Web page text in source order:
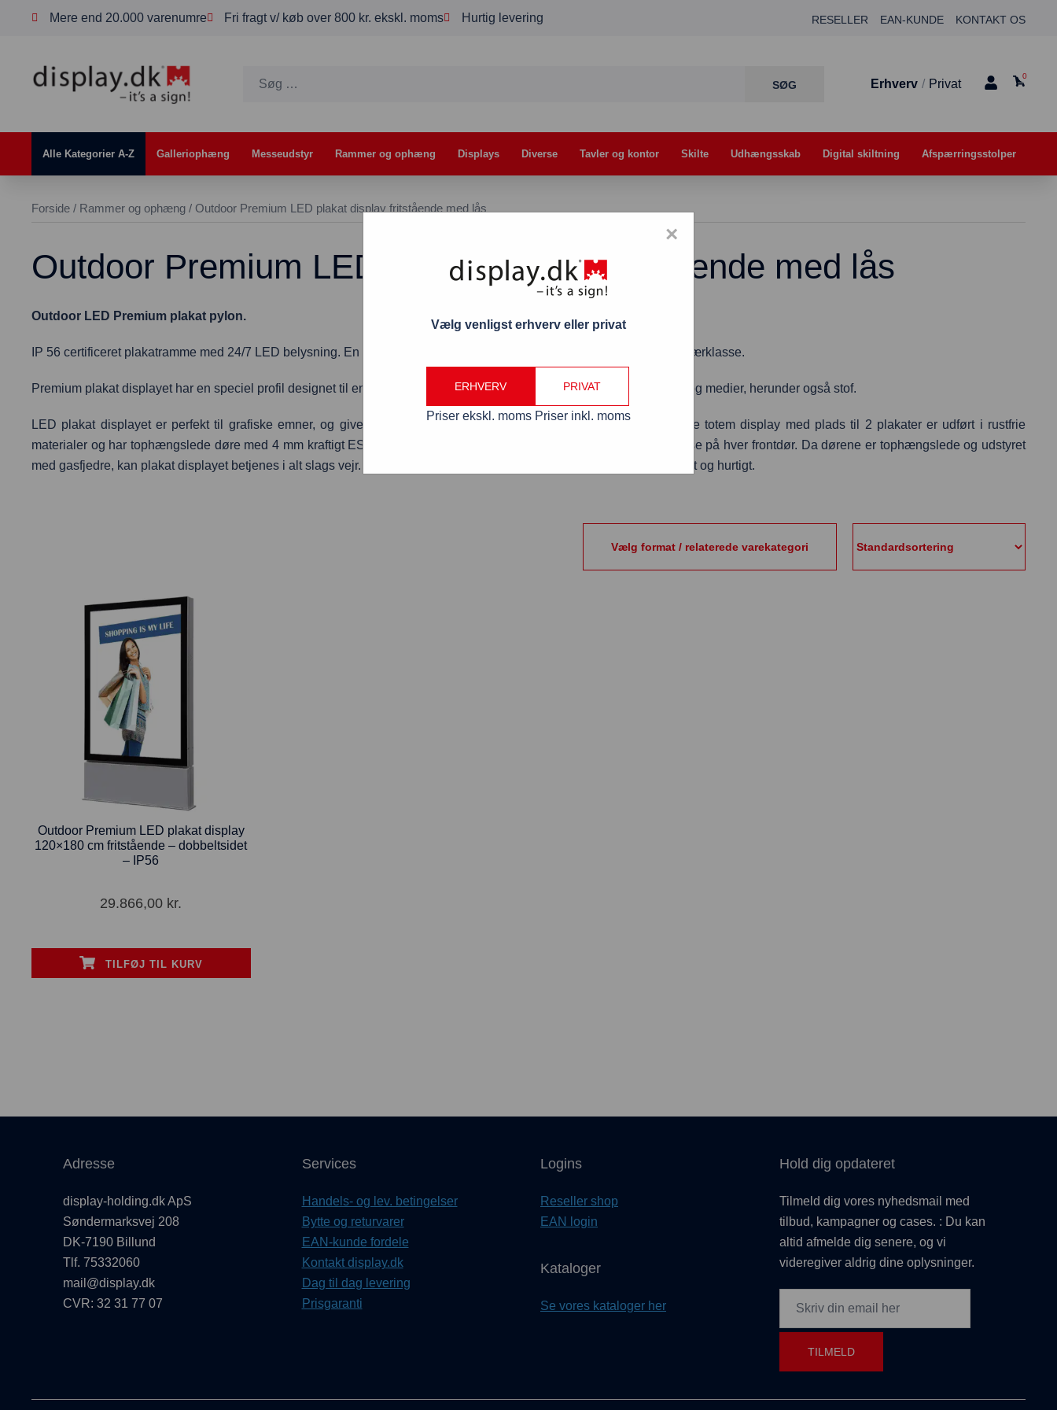
Mere end 20.000 varenumre Fri fragt v/ køb over 800 kr. ekskl. moms Hurtig levering RESELLER EAN-KUNDE KONTAKT OS
Erhverv / Privat
0
Alle Kategorier A-Z Galleriophæng Messeudstyr Rammer og ophæng Displays Diverse Tavler og kontor Skilte Udhængsskab Digital skiltning Afspærringsstolper
Forside / Rammer og ophæng / Outdoor Premium LED plakat display fritstående med lås
Outdoor Premium LED plakat display fritstående med lås
Outdoor LED Premium plakat pylon.
IP 56 certificeret plakatramme med 24/7 LED belysning. En udendørs dobbeltsidet og fritstående plakatsøjle i absolut særklasse.
Premium plakat displayet har en speciel profil designet til enkel montering af plakater og print på alternative materialer og medier, herunder også stof.
LED plakat displayet er perfekt til grafiske emner, og giver en fantastisk eksponering af dine budskaber. Det robuste totem display med plads til 2 plakater er udført i rustfrie
materialer og har tophængslede døre med 4 mm kraftigt ESG sikkerhedsglas, 2 gasfjedre og 2 stk. “skjulte” cylinderlåse på hver frontdør. Da dørene er tophængslede og udstyret
med gasfjedre, kan plakat displayet betjenes i alt slags vejr. Det smarte click system sikrer, at du kan skifte plakater nemt og hurtigt.
Vælg format / relaterede varekategori
Outdoor Premium LED plakat display
120×180 cm fritstående – dobbeltsidet
– IP56
29.866,00 kr.
TILFØJ TIL KURV
Adresse
display-holding.dk ApS
Søndermarksvej 208
DK-7190 Billund
Tlf. 75332060
mail@display.dk
CVR: 32 31 77 07
Services
Handels- og lev. betingelser
Bytte og returvarer
EAN-kunde fordele
Kontakt display.dk
Dag til dag levering
Prisgaranti
Logins
Reseller shop
EAN login
Kataloger
Se vores kataloger her
Hold dig opdateret
Tilmeld dig vores nyhedsmail med
tilbud, kampagner og cases. : Du kan
altid afmelde dig senere, og vi
videregiver aldrig dine oplysninger.
TILMELD
Vælg venligst erhverv eller privat
ERHVERV
Priser ekskl. moms
PRIVAT
Priser inkl. moms
×